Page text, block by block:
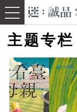
主题专栏